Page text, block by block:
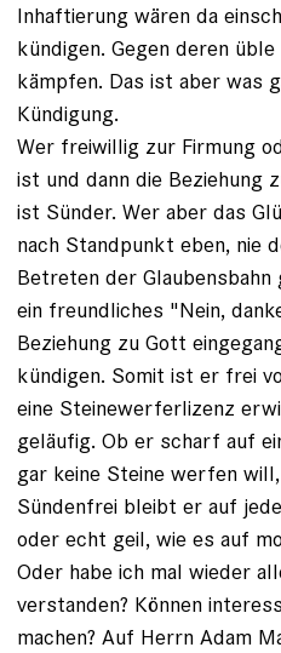
Inhaftierung wären da
kündigen. Gegen deren
kämpfen. Das ist aber was
Kündigung.
Wer freiwillig zur Firmung
ist und dann die Beziehung
ist Sünder. Wer aber das
nach Standpunkt eben, nie
Betreten der
ein freundliches "Nein,
Beziehung zu Gott
kündigen. Somit ist er frei
eine Steinewerferlizenz
geläufig. Ob er scharf auf
gar keine Steine werfen
Sündenfrei bleibt er auf
oder echt geil, wie es auf
Oder habe ich mal wieder
verstanden? Können
machen? Auf Herrn Adam